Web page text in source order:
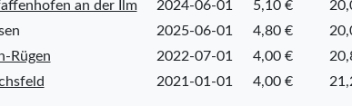
an der Ilm 2024-06-01 5,10 €
2025-06-01 4,80 €
Rügen 2022-07-01 4,00 €
2021-01-01 4,00 €